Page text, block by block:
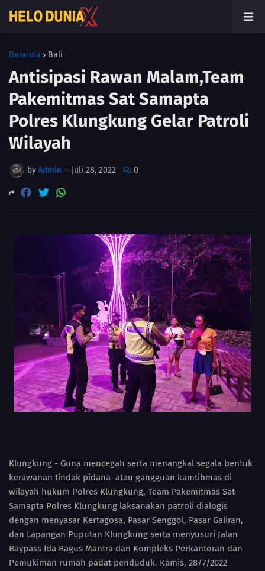
Beranda Bali
Antisipasi Rawan Malam,Team
Pakemitmas Sat Samapta
Polres Klungkung Gelar Patroli
Wilayah
byAdmin — Juli 28, 2022 0
Klungkung - Guna mencegah serta menangkal segala bentuk
kerawanan tindak pidana atau gangguan kamtibmas di
wilayah hukum Polres Klungkung, Team Pakemitmas Sat
Samapta Polres Klungkung laksanakan patroli dialogis
dengan menyasar Kertagosa, Pasar Senggol, Pasar Galiran,
dan Lapangan Puputan Klungkung serta menyusuri Jalan
Baypass Ida Bagus Mantra dan Kompleks Perkantoran dan
Pemukiman rumah padat penduduk. Kamis, 28/7/2022